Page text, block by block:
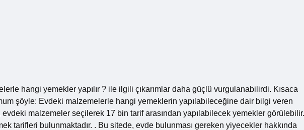
hangi yemekler yapılır ? ile ilgili çıkarımlar daha güçlü vurgulanabilirdi. Kısaca
şöyle: Evdeki malzemelerle hangi yemeklerin yapılabileceğine dair bilgi veren
evdeki malzemeler seçilerek 17 bin tarif arasından yapılabilecek yemekler görülebilir.
tarifleri bulunmaktadır. . Bu sitede, evde bulunması gereken yiyecekler hakkında